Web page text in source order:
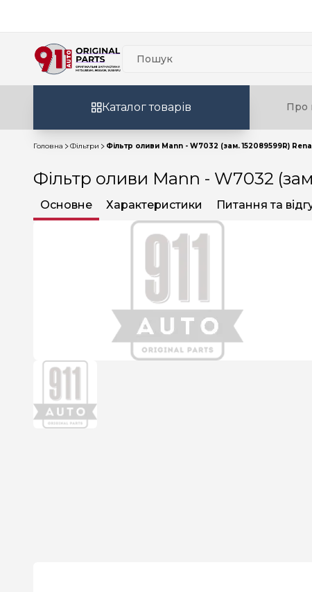
Каталог товарів Про
Головна Фільтри Фільтр оливи Mann - W7032 (зам. 152089599R)
Фільтр оливи Mann - W7032
Основне Характеристики Питання та